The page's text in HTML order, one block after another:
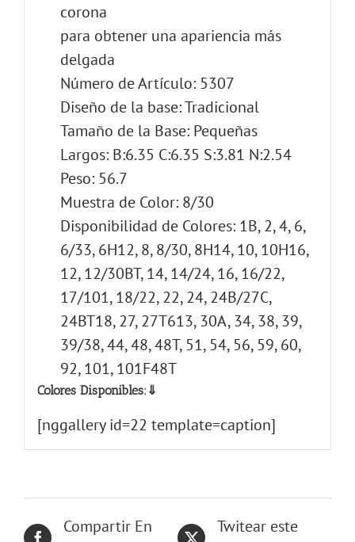
corona
para obtener una apariencia más
delgada
Número de Artículo: 5307
Diseño de la base: Tradicional
Tamaño de la Base: Pequeñas
Largos: B:6.35 C:6.35 S:3.81 N:2.54
Peso: 56.7
Muestra de Color: 8/30
Disponibilidad de Colores: 1B, 2, 4, 6,
6/33, 6H12, 8, 8/30, 8H14, 10, 10H16,
12, 12/30BT, 14, 14/24, 16, 16/22,
17/101, 18/22, 22, 24, 24B/27C,
24BT18, 27, 27T613, 30A, 34, 38, 39,
39/38, 44, 48, 48T, 51, 54, 56, 59, 60,
92, 101, 101F48T
Colores Disponibles:⇓
[nggallery id=22 template=caption]
Compartir En
Twitear este